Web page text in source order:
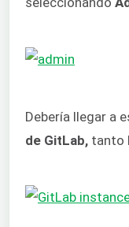
Debería llegar a
de GitLab, tanto